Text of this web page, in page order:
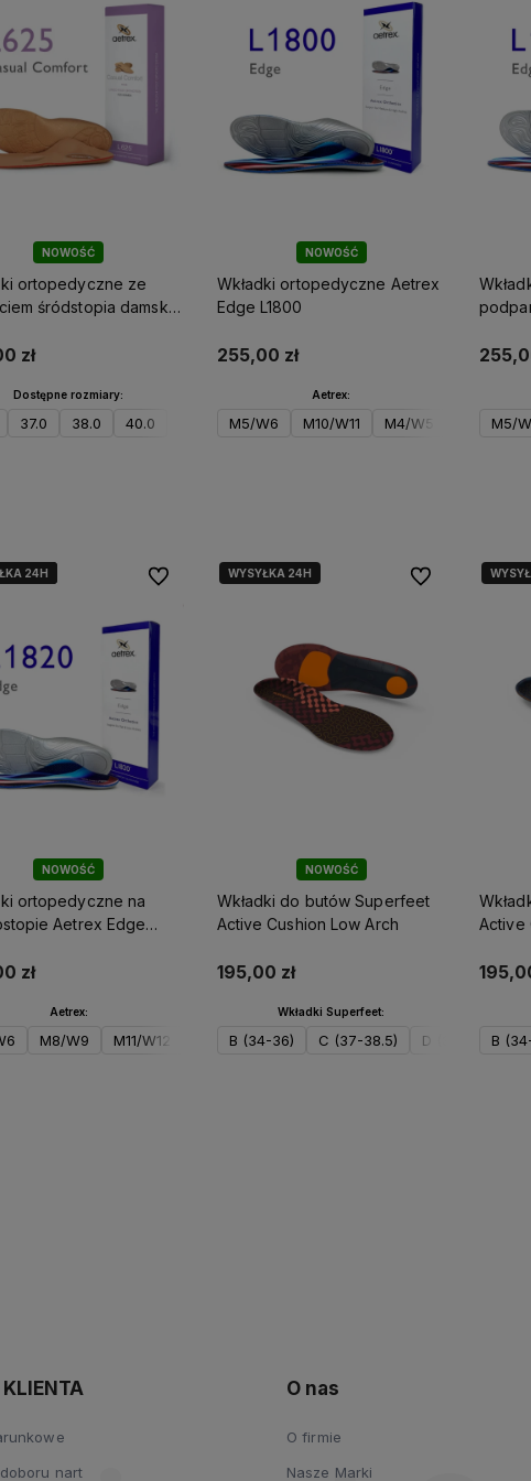
NOWOŚĆ
ortopedyczne ze
śródstopia damskie
zł
Dostępne rozmiary:
37.0 38.0 40.0
NOWOŚĆ
Wkładki ortopedyczne Aetrex
Edge L1800
255,00 zł
Aetrex:
M5/W6 M10/W11 M4/W5 M5/
NOWOŚĆ
24H
24H
24H
ortopedyczne na
Aetrex Edge
zł
Aetrex:
M8/W9 M11/W12 M12/W13
Do ulubionych
NOWOŚĆ
WYSYŁKA 24H
Wkładki do butów Superfeet
Active Cushion Low Arch
195,00 zł
Wkładki Superfeet:
B (34-36) C (37-38.5) D (39-41) E
Do ulubionych
Active
B
KLIENTA
nart
O nas
O firmie
Nasze Marki